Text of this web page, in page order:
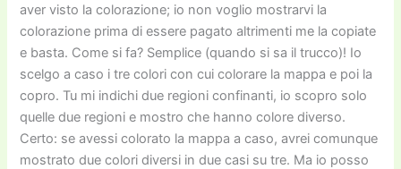
aver visto la colorazione; io non voglio mostrarvi la
colorazione prima di essere pagato altrimenti me la copiate
e basta. Come si fa? Semplice (quando si sa il trucco)! Io
scelgo a caso i tre colori con cui colorare la mappa e poi la
copro. Tu mi indichi due regioni confinanti, io scopro solo
quelle due regioni e mostro che hanno colore diverso.
Certo: se avessi colorato la mappa a caso, avrei comunque
mostrato due colori diversi in due casi su tre. Ma io posso